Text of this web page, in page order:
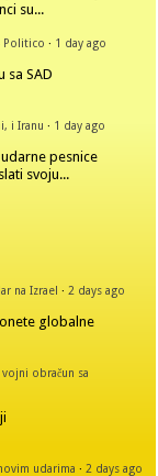
su...
Politico · 1 day ago
sa SAD
i Iranu · 1 day ago
pesnice
svoju...
na Izrael · 2 days ago
globalne
obračun sa
udarima · 2 days ago